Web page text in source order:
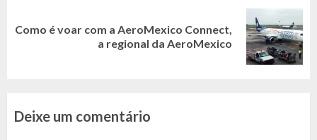
Next
Como é voar com a AeroMexico Connect,
a regional da AeroMexico
Deixe um comentário